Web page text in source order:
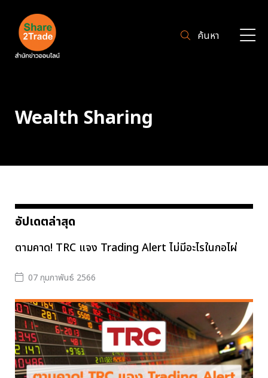
ค้นหา
Wealth Sharing
อัปเดตล่าสุด
ตามคาด! TRC แจง Trading Alert ไม่มีอะไรในกอไผ่
07 กุมภาพันธ์ 2566